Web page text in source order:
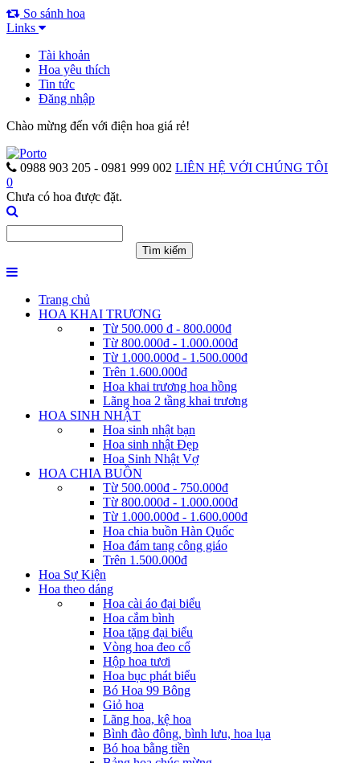
So sánh hoa
Links
Tài khoản
Hoa yêu thích
Tin tức
Đăng nhập
Chào mừng đến với điện hoa giá rẻ!
0988 903 205 - 0981 999 002 LIÊN HỆ VỚI CHÚNG TÔI
0
Chưa có hoa được đặt.
Trang chủ
HOA KHAI TRƯƠNG
Từ 500.000 đ - 800.000đ
Từ 800.000đ - 1.000.000đ
Từ 1.000.000đ - 1.500.000đ
Trên 1.600.000đ
Hoa khai trương hoa hồng
Lãng hoa 2 tầng khai trương
HOA SINH NHẬT
Hoa sinh nhật bạn
Hoa sinh nhật Đẹp
Hoa Sinh Nhật Vợ
HOA CHIA BUỒN
Từ 500.000đ - 750.000đ
Từ 800.000đ - 1.000.000đ
Từ 1.000.000đ - 1.600.000đ
Hoa chia buồn Hàn Quốc
Hoa đám tang công giáo
Trên 1.500.000đ
Hoa Sự Kiện
Hoa theo dáng
Hoa cài áo đại biểu
Hoa cắm bình
Hoa tặng đại biểu
Vòng hoa đeo cổ
Hộp hoa tươi
Hoa bục phát biểu
Bó Hoa 99 Bông
Giỏ hoa
Lãng hoa, kệ hoa
Bình đào đông, bình lưu, hoa lụa
Bó hoa bằng tiền